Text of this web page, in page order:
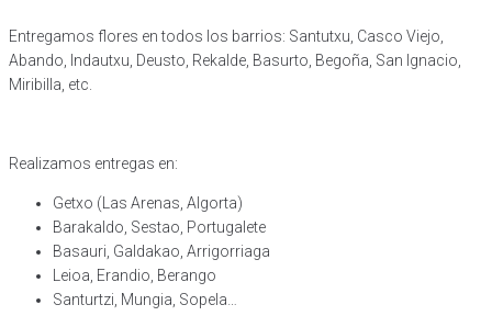
Entregamos flores en todos los barrios: Santutxu, Casco Viejo,
Abando, Indautxu, Deusto, Rekalde, Basurto, Begoña, San Ignacio,
Miribilla, etc.
Realizamos entregas en:
Getxo (Las Arenas, Algorta)
Barakaldo, Sestao, Portugalete
Basauri, Galdakao, Arrigorriaga
Leioa, Erandio, Berango
Santurtzi, Mungia, Sopela…